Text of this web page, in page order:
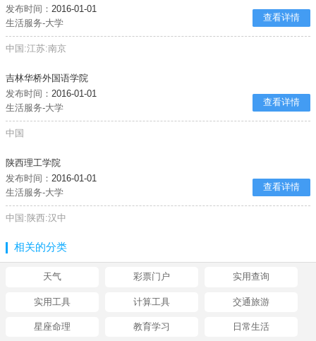
发布时间：2016-01-01
生活服务-大学
查看详情
中国:江苏:南京
吉林华桥外国语学院
发布时间：2016-01-01
生活服务-大学
查看详情
中国
陕西理工学院
发布时间：2016-01-01
生活服务-大学
查看详情
中国:陕西:汉中
相关的分类
天气 彩票门户 实用查询
实用工具 计算工具 交通旅游
星座命理 教育学习 日常生活